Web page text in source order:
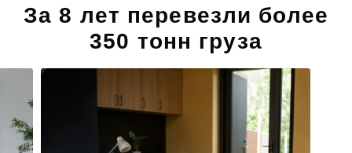
За 8 лет перевезли более
350 тонн груза